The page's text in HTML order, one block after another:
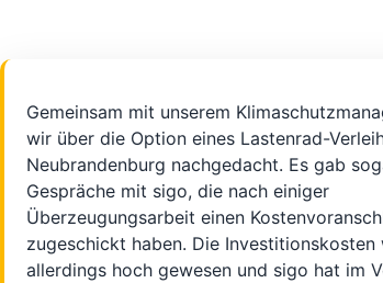
Gemeinsam mit unserem
wir über die Option eines Lastenrad-
Neubrandenburg nachgedacht. Es gab
Gespräche mit sigo, die nach einiger
Überzeugungsarbeit einen
zugeschickt haben. Die Investitionskosten
allerdings hoch gewesen und sigo hat im